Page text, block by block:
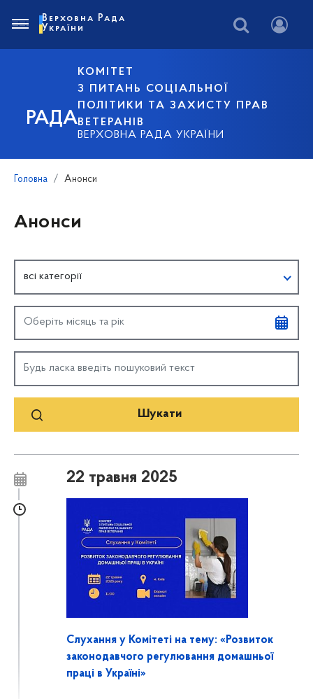
РАДА
КОМІТЕТ
З ПИТАНЬ СОЦІАЛЬНОЇ
ПОЛІТИКИ ТА ЗАХИСТУ ПРАВ
ВЕТЕРАНІВ
ВЕРХОВНА РАДА УКРАЇНИ
Верховна Рада
України
Головна Анонси
Анонси
всі категорії
22 травня 2025
Слухання у Комітеті на тему: «Розвиток
законодавчого регулювання домашньої
праці в Україні»